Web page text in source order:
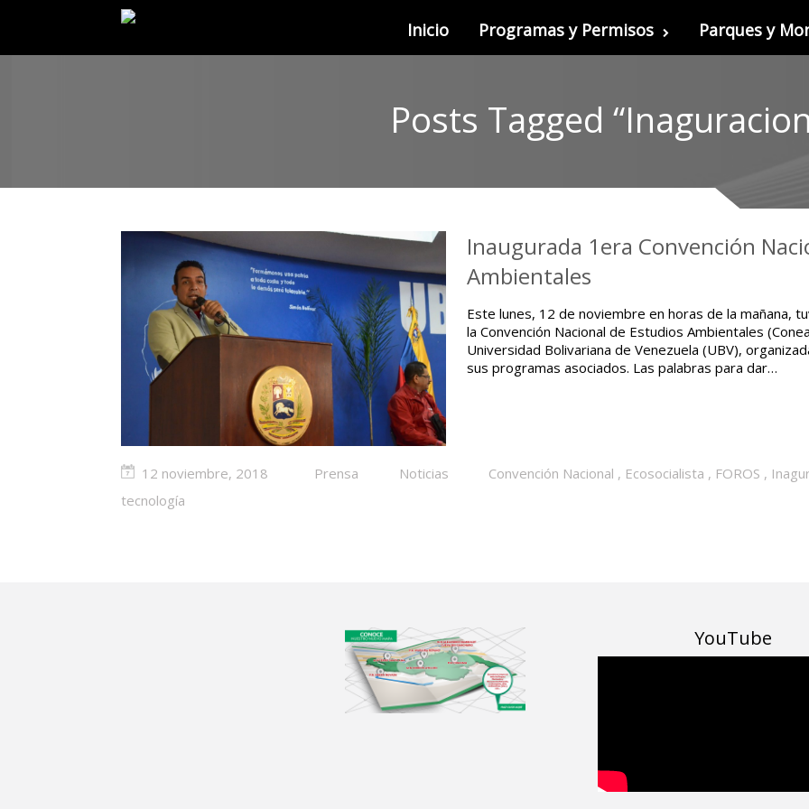
Inicio Programas y Permisos Parques y
Posts Tagged
Inaugurada 1era Convención
Ambientales
Este lunes, 12 de noviembre en horas de la mañana,
la Convención Nacional de Estudios Ambientales
Universidad Bolivariana de Venezuela (UBV),
sus programas asociados. Las palabras para dar…
12 noviembre, 2018 Prensa Noticias Convención Nacional , Ecosocialista , FOROS ,
tecnología
YouTube